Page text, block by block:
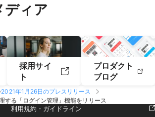
2月
2019年1月
ディア
採用サイ
ト
プロダクト
ブログ
2021年1月26日のプレスリリース
する「ログイン管理」機能をリリース
利用規約・ガイドライン